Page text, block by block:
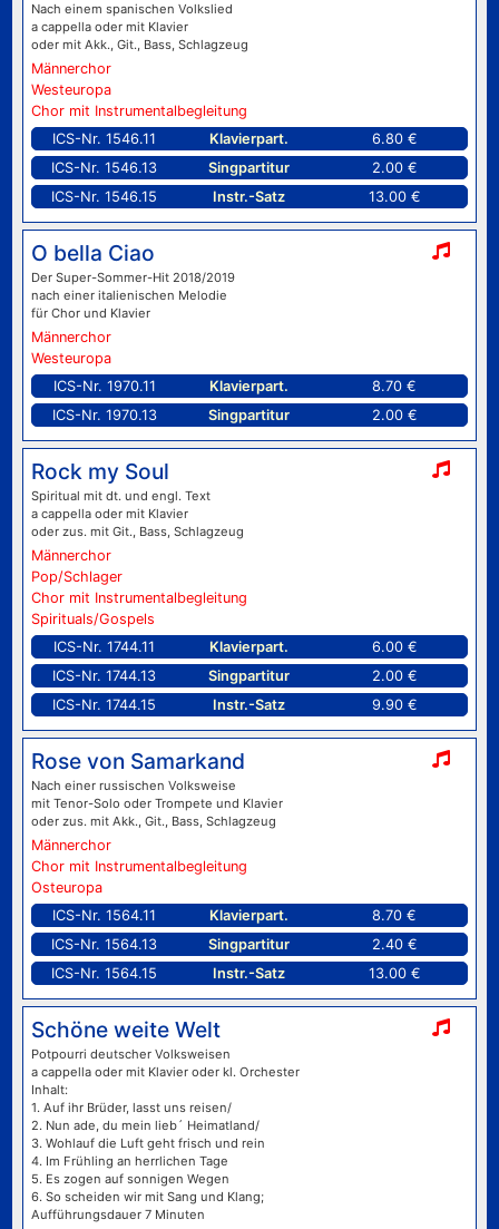
Nach einem spanischen Volkslied
a cappella oder mit Klavier
oder mit Akk., Git., Bass, Schlagzeug
Männerchor
Westeuropa
Chor mit Instrumentalbegleitung
ICS-Nr. 1546.11
Klavierpart.
6.80 €
ICS-Nr. 1546.13
Singpartitur
2.00 €
ICS-Nr. 1546.15
Instr.-Satz 13.00 €
O bella Ciao
Der Super-Sommer-Hit 2018/2019
nach einer italienischen Melodie
für Chor und Klavier
Männerchor
Westeuropa
ICS-Nr. 1970.11
Klavierpart.
8.70 €
ICS-Nr. 1970.13
Singpartitur 2.00 €
Rock my Soul
Spiritual mit dt. und engl. Text
a cappella oder mit Klavier
oder zus. mit Git., Bass, Schlagzeug
Männerchor
Pop/Schlager
Chor mit Instrumentalbegleitung
Spirituals/Gospels
ICS-Nr. 1744.11
Klavierpart.
6.00 €
ICS-Nr. 1744.13
Singpartitur
2.00 €
ICS-Nr. 1744.15
Instr.-Satz 9.90 €
Rose von Samarkand
Nach einer russischen Volksweise
mit Tenor-Solo oder Trompete und Klavier
oder zus. mit Akk., Git., Bass, Schlagzeug
Männerchor
Chor mit Instrumentalbegleitung
Osteuropa
ICS-Nr. 1564.11
Klavierpart.
8.70 €
ICS-Nr. 1564.13
Singpartitur
2.40 €
ICS-Nr. 1564.15
Instr.-Satz 13.00 €
Schöne weite Welt
Potpourri deutscher Volksweisen
a cappella oder mit Klavier oder kl. Orchester
Inhalt:
1. Auf ihr Brüder, lasst uns reisen/
2. Nun ade, du mein lieb´ Heimatland/
3. Wohlauf die Luft geht frisch und rein
4. Im Frühling an herrlichen Tage
5. Es zogen auf sonnigen Wegen
6. So scheiden wir mit Sang und Klang;
Aufführungsdauer 7 Minuten